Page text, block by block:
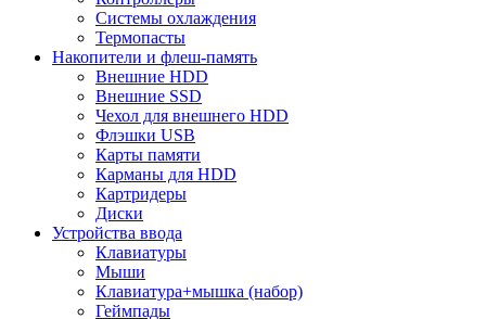
Системы охлаждения
Термопасты
Накопители и флеш-память
Внешние HDD
Внешние SSD
Чехол для внешнего HDD
Флэшки USB
Карты памяти
Карманы для HDD
Картридеры
Диски
Устройства ввода
Клавиатуры
Мыши
Клавиатура+мышка (набор)
Геймпады